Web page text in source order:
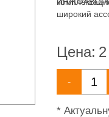
широкий
Цена:
-
*